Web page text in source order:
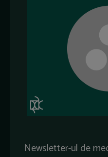
Newsletter-ul de